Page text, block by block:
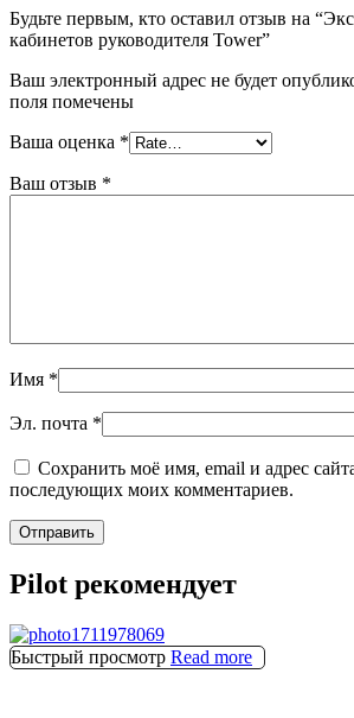
Будьте первым, кто оставил отзыв на
кабинетов руководителя Tower”
Ваш электронный адрес не будет
поля помечены
Ваша оценка *
Ваш отзыв *
Имя *
Эл. почта *
Сохранить моё имя, email и адрес
последующих моих комментариев.
Pilot рекомендует
Быстрый просмотр Read more